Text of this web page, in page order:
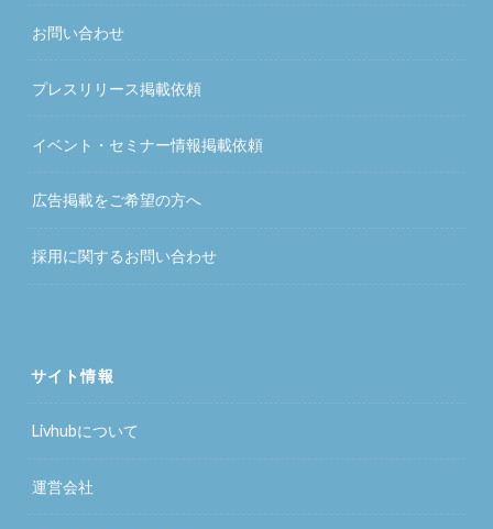
お問い合わせ
プレスリリース掲載依頼
イベント・セミナー情報掲載依頼
広告掲載をご希望の方へ
採用に関するお問い合わせ
サイト情報
Livhubについて
運営会社